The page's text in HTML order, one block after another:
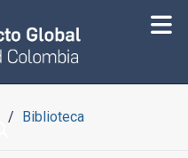
Biblioteca